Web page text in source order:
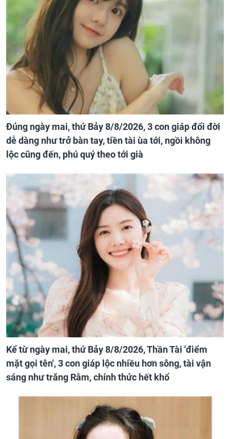
Đúng ngày mai, thứ Bảy 8/8/2026, 3 con giáp đổi đời
dễ dàng như trở bàn tay, tiền tài ùa tới, ngồi không
lộc cũng đến, phú quý theo tới già
Kể từ ngày mai, thứ Bảy 8/8/2026, Thần Tài 'điểm
mặt gọi tên', 3 con giáp lộc nhiều hơn sông, tài vận
sáng như trăng Rằm, chính thức hết khổ